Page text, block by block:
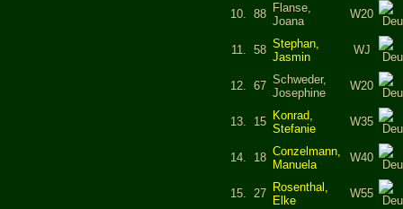
10. 88
Flanse,
Joana
W20
11. 58 Stephan,
Jasmin
WJ
12. 67 Schweder,
Josephine
W20
13. 15
Konrad,
Stefanie
W35
14. 18 Conzelmann,
Manuela
W40
15. 27
Rosenthal,
Elke
W55